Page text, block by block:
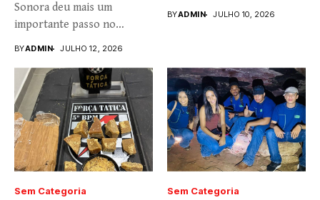
Sonora deu mais um
importante passo no
BYADMIN JULHO 12, 2026
BYADMIN JULHO 10, 2026
Sem Categoria Sem Categoria